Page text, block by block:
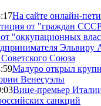
На сайте онлайн-
от "граждан
"оккупационных
Эльвиру
Союза
Мадуро открыл
Венесуэлы
Вице-премьер
санкций